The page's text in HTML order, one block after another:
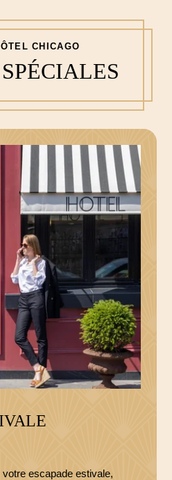
CHICAGO
escapade estivale,